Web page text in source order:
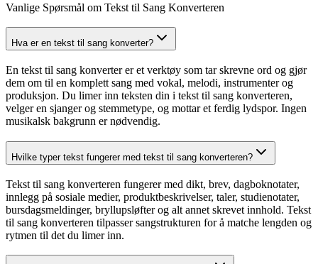
Vanlige Spørsmål om Tekst til Sang Konverteren
Hva er en tekst til sang konverter?
En tekst til sang konverter er et verktøy som tar skrevne ord og gjør
dem om til en komplett sang med vokal, melodi, instrumenter og
produksjon. Du limer inn teksten din i tekst til sang konverteren,
velger en sjanger og stemmetype, og mottar et ferdig lydspor. Ingen
musikalsk bakgrunn er nødvendig.
Hvilke typer tekst fungerer med tekst til sang konverteren?
Tekst til sang konverteren fungerer med dikt, brev, dagboknotater,
innlegg på sosiale medier, produktbeskrivelser, taler, studienotater,
bursdagsmeldinger, bryllupsløfter og alt annet skrevet innhold. Tekst
til sang konverteren tilpasser sangstrukturen for å matche lengden og
rytmen til det du limer inn.